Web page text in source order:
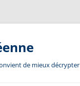
de mieux décrypter